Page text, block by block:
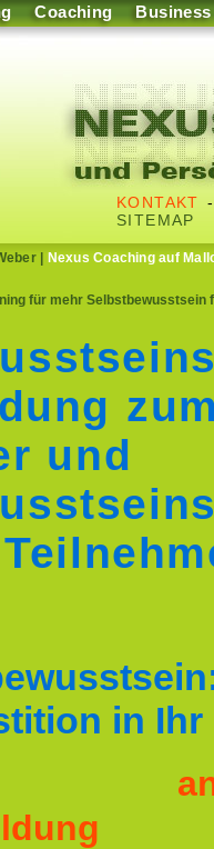
Coaching Business
KONTAKT
SITEMAP
| Nexus Coaching auf
für mehr Selbstbewusstsein
und
in Ihr